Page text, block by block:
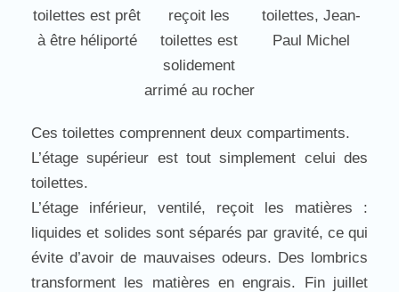
toilettes est prêt
à être héliporté
reçoit les
toilettes est
solidement
arrimé au rocher
toilettes, Jean-
Paul Michel
Ces toilettes comprennent deux compartiments.
L’étage supérieur est tout simplement celui des
toilettes.
L’étage inférieur, ventilé, reçoit les matières :
liquides et solides sont séparés par gravité, ce qui
évite d’avoir de mauvaises odeurs. Des lombrics
transforment les matières en engrais. Fin juillet